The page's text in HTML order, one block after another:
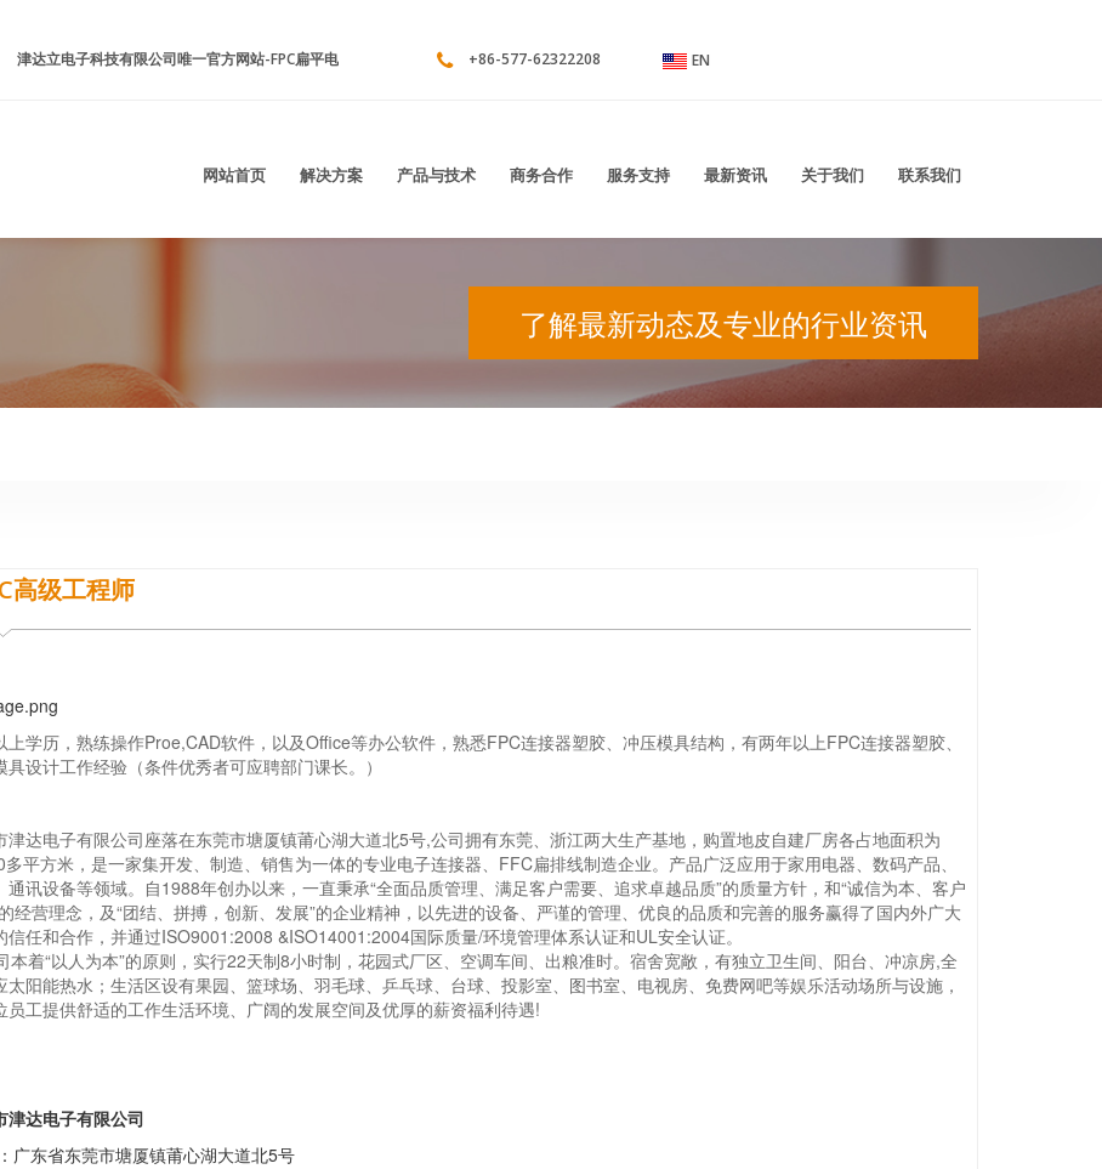
津达立电子科技有限公司唯一官方网站-FPC扁平电缆连接器,板对板连接器,条形连接器,网络插口连接器系列，端子连接器系列，汽车连接器系列，线束，绝缘端子、护
+86-577-62322208 EN
网站首页 解决方案 产品与技术 商务合作 服务支持 最新资讯 关于我们 联系我们
了解最新动态及专业的行业资讯
高级工程师
上学历，熟练操作Proe,CAD软件，以及Office等办公软件，熟悉FPC连接器塑胶、冲压模具结构，有两年以上FPC连接器塑胶、
具设计工作经验（条件优秀者可应聘部门课长。）
津达电子有限公司座落在东莞市塘厦镇莆心湖大道北5号,公司拥有东莞、浙江两大生产基地，购置地皮自建厂房各占地面积为
平方米，是一家集开发、制造、销售为一体的专业电子连接器、FFC扁排线制造企业。产品广泛应用于家用电器、数码产品、
通讯设备等领域。自1988年创办以来，一直秉承“全面品质管理、满足客户需要、追求卓越品质”的质量方针，和“诚信为本、客户
经营理念，及“团结、拼搏，创新、发展”的企业精神，以先进的设备、严谨的管理、优良的品质和完善的服务赢得了国内外广大
信任和合作，并通过ISO9001:2008 &ISO14001:2004国际质量/环境管理体系认证和UL安全认证。
着“以人为本”的原则，实行22天制8小时制，花园式厂区、空调车间、出粮准时。宿舍宽敞，有独立卫生间、阳台、冲凉房,全
太阳能热水；生活区设有果园、篮球场、羽毛球、乒乓球、台球、投影室、图书室、电视房、免费网吧等娱乐活动场所与设施，
员工提供舒适的工作生活环境、广阔的发展空间及优厚的薪资福利待遇!
津达电子有限公司
广东省东莞市塘厦镇莆心湖大道北5号